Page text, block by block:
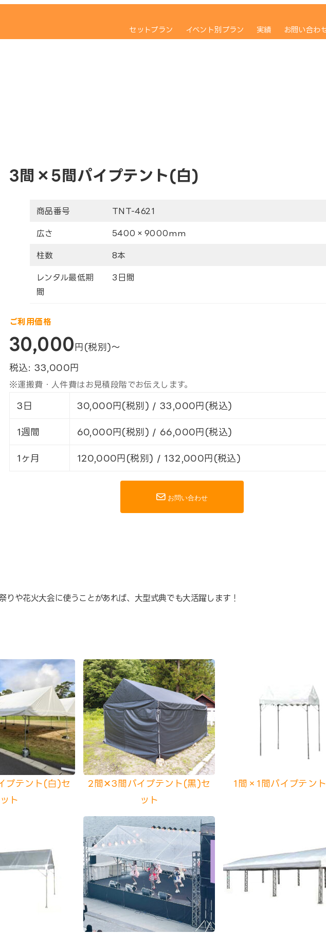
セットプラン イベント別プラン 実績 お問い合わ
3間×5間パイプテント(白)
商品番号 TNT-4621
広さ 5400×9000mm
柱数 8本
レンタル最低期
間
3日間
ご利用価格
30,000 円(税別)～
税込: 33,000 円
※運搬費・人件費はお見積段階でお伝えします。
3日 30,000円(税別) / 33,000円(税込)
1週間 60,000円(税別) / 66,000円(税込)
1ヶ月 120,000円(税別) / 132,000円(税込)
お問い合わせ
や花火大会に使うことがあれば、大型式典でも大活躍します！
プテント(白)セ
ット
2間✕3間パイプテント(黒)セ
ット
1間×1間パイプテン